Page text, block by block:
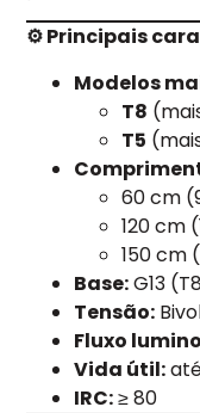
⚙️ Principais
Modelos
T8
T5
60 cm
120 cm
150 cm
Base:G13
Tensão:
Fluxo
Vida útil:
IRC:≥ 80